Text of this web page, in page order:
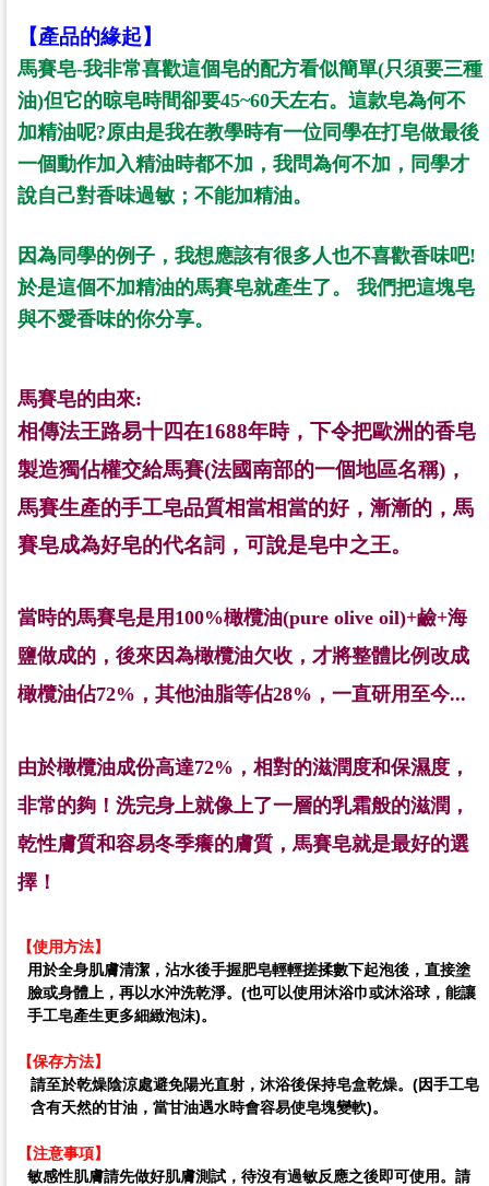
【產品的緣起】
馬賽皂-我非常喜歡這個皂的配方看似簡單(只須要三種
油)但它的晾皂時間卻要45~60天左右。 這款皂為何不
加精油呢?原由是我在教學時有一位同學在打皂做最後
一個動作加入精油時都不加，我問為何不加， 同學才
說自己對香味過敏；不能加精油。
因為同學的例子，我想應該有很多人也不喜歡香味吧!
於是這個不加精油的馬賽皂就產生了。
我們把這塊皂
與不愛香味的你分享。
馬賽皂的由來:
相傳法王路易十四在1688年時，下令把歐洲的香皂
製造獨佔權交給馬賽(法國南部的一個地區名稱)，
馬賽生產的手工皂品質相當相當的好，漸漸的，馬
賽皂成為好皂的代名詞，可說是皂中之王。
當時的馬賽皂是用 100%橄欖油(pure olive oil)+鹼+海
鹽做成的， 後來因為橄欖油欠收，才將整體比例改成
橄欖油佔72% ，其他油脂等佔28% ， 一直研用至今...
由於橄欖油成份高達72% ，相對的滋潤度和保濕度，
非常的夠！洗完身上就像上了一層的乳霜般的滋潤，
乾性膚質和容易冬季癢的膚質，馬賽皂就是最好的選
擇！
【使用方法】
用於全身肌膚清潔，沾水後手握肥皂輕輕搓揉數下起泡後，直接塗
臉或身體上，再以水沖洗乾淨。(也可以使用沐浴巾或沐浴球，能讓
手工皂產生更多細緻泡沫)。
【保存方法】
請至於乾燥陰涼處避免陽光直射，沐浴後保持皂盒乾燥。(因手工皂
含有天然的甘油，當甘油遇水時會容易使皂塊變軟)。
【注意事項】
敏感性肌膚請先做好肌膚測試，待沒有過敏反應之後即可使用。請